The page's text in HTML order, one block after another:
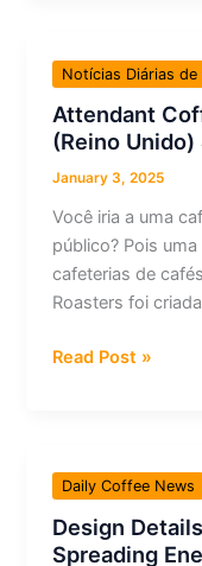
health
&
other
stories
&
more…
and
Third
Space
Coffee
Owner
Bierhaus
Sutton
&
more…
Notícias Diárias de
Attendant
(Reino
January 3, 2025
Você iria a uma
público? Pois
cafeterias de
Roasters foi
Attendant
Londres
(Reino
Unido)
&
Read Post »
Daily Coffee News
Design
Spreading